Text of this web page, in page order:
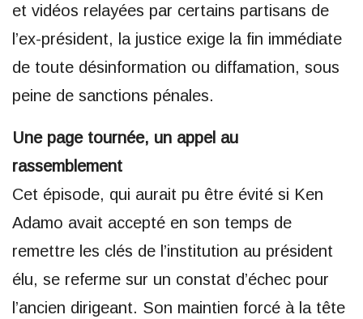
et vidéos relayées par certains partisans de
l’ex-président, la justice exige la fin immédiate
de toute désinformation ou diffamation, sous
peine de sanctions pénales.
Une page tournée, un appel au
rassemblement
Cet épisode, qui aurait pu être évité si Ken
Adamo avait accepté en son temps de
remettre les clés de l’institution au président
élu, se referme sur un constat d’échec pour
l’ancien dirigeant. Son maintien forcé à la tête